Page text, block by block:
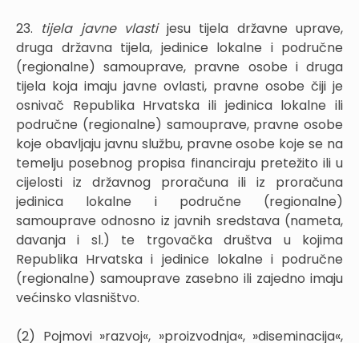
23. tijela javne vlasti jesu tijela državne uprave,
druga državna tijela, jedinice lokalne i područne
(regionalne) samouprave, pravne osobe i druga
tijela koja imaju javne ovlasti, pravne osobe čiji je
osnivač Republika Hrvatska ili jedinica lokalne ili
područne (regionalne) samouprave, pravne osobe
koje obavljaju javnu službu, pravne osobe koje se na
temelju posebnog propisa financiraju pretežito ili u
cijelosti iz državnog proračuna ili iz proračuna
jedinica lokalne i područne (regionalne)
samouprave odnosno iz javnih sredstava (nameta,
davanja i sl.) te trgovačka društva u kojima
Republika Hrvatska i jedinice lokalne i područne
(regionalne) samouprave zasebno ili zajedno imaju
većinsko vlasništvo.
(2) Pojmovi »razvoj«, »proizvodnja«, »diseminacija«,